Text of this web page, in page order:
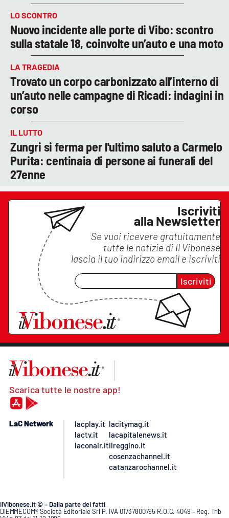
LO SCONTRO
Nuovo incidente alle porte di Vibo: scontro
sulla statale 18, coinvolte un’auto e una moto
LA TRAGEDIA
Trovato un corpo carbonizzato all’interno di
un’auto nelle campagne di Ricadi: indagini in
corso
IL LUTTO
Zungri si ferma per l'ultimo saluto a Carmelo
Purita: centinaia di persone ai funerali del
27enne
Iscriviti
alla Newsletter
Se vuoi ricevere gratuitamente
tutte le notizie di Il Vibonese
lascia il tuo indirizzo email e iscriviti
Iscriviti
Scarica tutte le nostre app!
LaC Network
lacplay.it
lactv.it
laconair.it
lacitymag.it
lacapitalenews.it
ilreggino.it
cosenzachannel.it
catanzarochannel.it
ilVibonese.it © – Dalla parte dei fatti
DIEMMECOM® Società Editoriale Srl P. IVA 01737800795 R.O.C. 4049 – Reg. Trib